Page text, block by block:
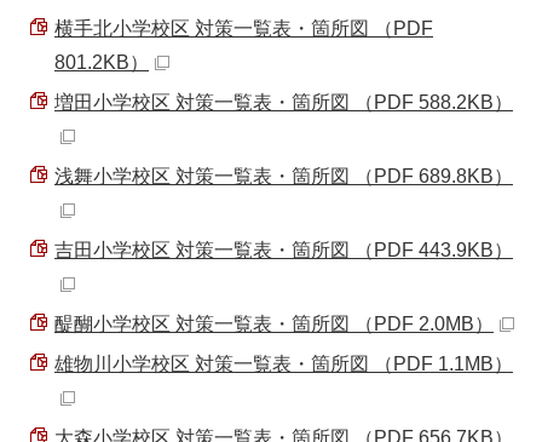
横手北小学校区 対策一覧表・箇所図 （PDF
801.2KB）
増田小学校区 対策一覧表・箇所図 （PDF 588.2KB）
浅舞小学校区 対策一覧表・箇所図 （PDF 689.8KB）
吉田小学校区 対策一覧表・箇所図 （PDF 443.9KB）
醍醐小学校区 対策一覧表・箇所図 （PDF 2.0MB）
雄物川小学校区 対策一覧表・箇所図 （PDF 1.1MB）
大森小学校区 対策一覧表・箇所図 （PDF 656.7KB）